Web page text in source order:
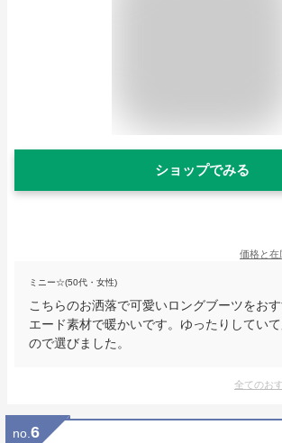
ショップでみる
価格と在
ミニー☆(50代・女性)
こちらのお洒落で可愛いロングブーツをお
エード素材で暖かいです。ゆったりしてい
ので選びました。
全てのお
no. 6